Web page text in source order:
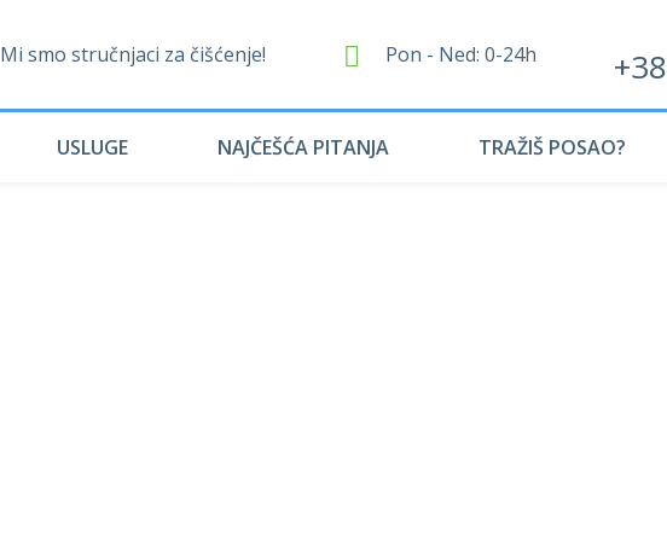
Mi smo stručnjaci za čišćenje! Pon - Ned: 0-24h
USLUGE NAJČEŠĆA PITANJA TRAŽIŠ POSAO?